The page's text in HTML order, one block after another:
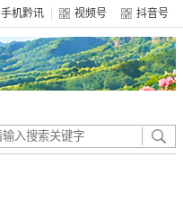
手机黔讯 视频号 抖音号